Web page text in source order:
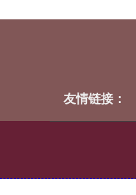
友情链接：